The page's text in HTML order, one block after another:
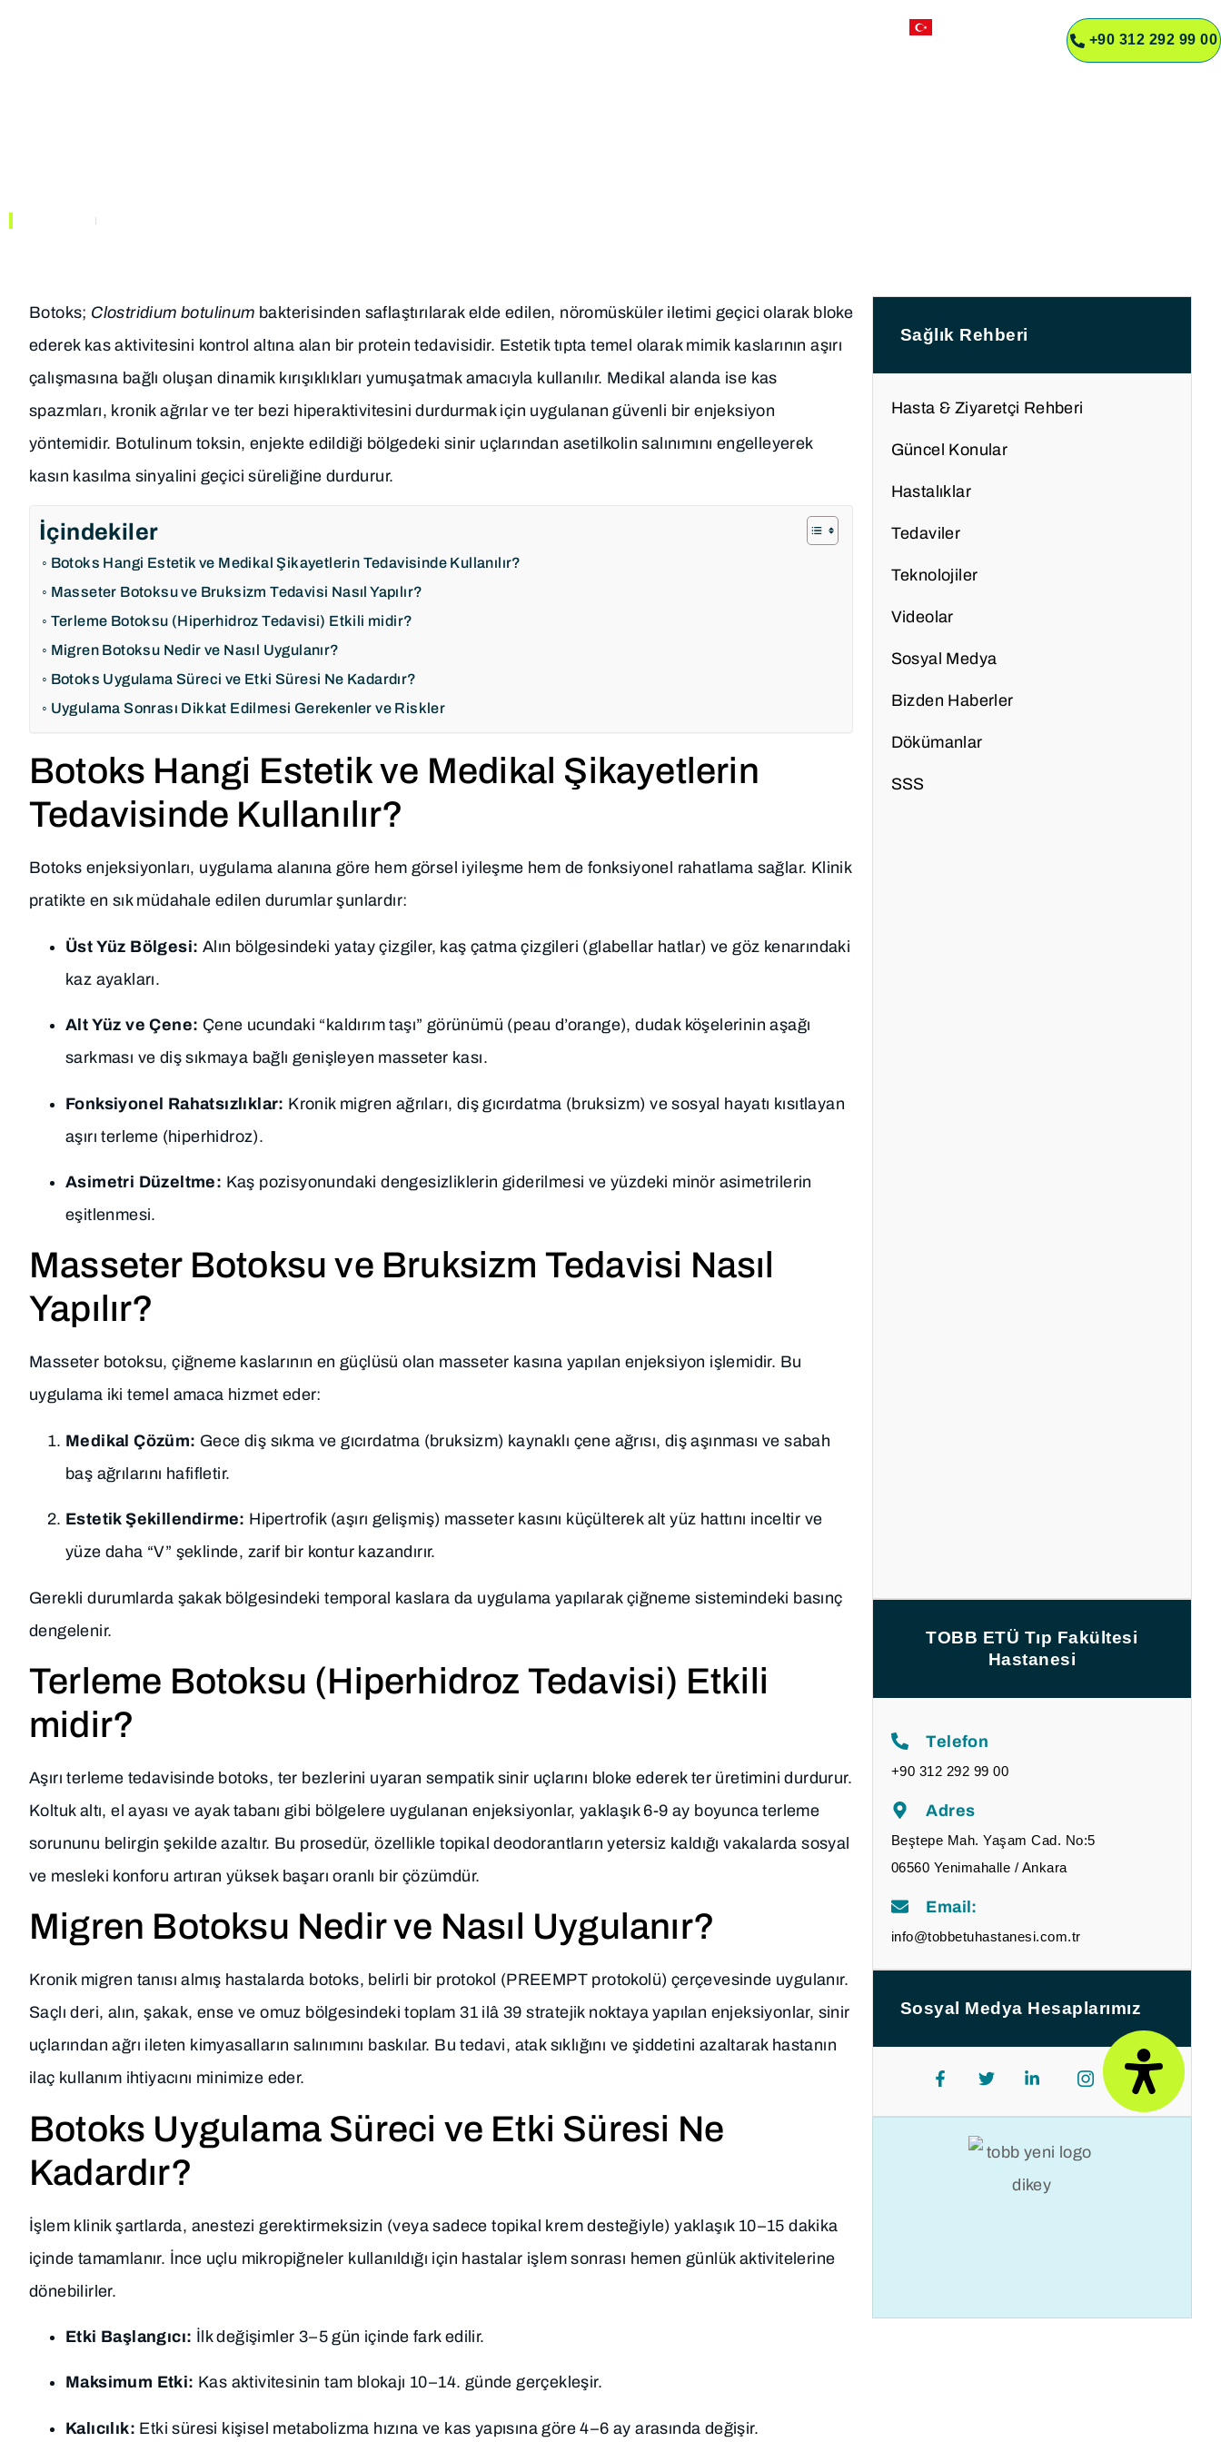
+90 312 292 99 00
Botoks; Clostridium botulinum bakterisinden saflaştırılarak elde edilen, nöromüsküler iletimi geçici olarak bloke
ederek kas aktivitesini kontrol altına alan bir protein tedavisidir. Estetik tıpta temel olarak mimik kaslarının aşırı
çalışmasına bağlı oluşan dinamik kırışıklıkları yumuşatmak amacıyla kullanılır. Medikal alanda ise kas
spazmları, kronik ağrılar ve ter bezi hiperaktivitesini durdurmak için uygulanan güvenli bir enjeksiyon
yöntemidir. Botulinum toksin, enjekte edildiği bölgedeki sinir uçlarından asetilkolin salınımını engelleyerek
kasın kasılma sinyalini geçici süreliğine durdurur.
İçindekiler
Botoks Hangi Estetik ve Medikal Şikayetlerin Tedavisinde Kullanılır?
Masseter Botoksu ve Bruksizm Tedavisi Nasıl Yapılır?
Terleme Botoksu (Hiperhidroz Tedavisi) Etkili midir?
Migren Botoksu Nedir ve Nasıl Uygulanır?
Botoks Uygulama Süreci ve Etki Süresi Ne Kadardır?
Uygulama Sonrası Dikkat Edilmesi Gerekenler ve Riskler
Botoks Hangi Estetik ve Medikal Şikayetlerin
Tedavisinde Kullanılır?
Botoks enjeksiyonları, uygulama alanına göre hem görsel iyileşme hem de fonksiyonel rahatlama sağlar. Klinik
pratikte en sık müdahale edilen durumlar şunlardır:
Üst Yüz Bölgesi: Alın bölgesindeki yatay çizgiler, kaş çatma çizgileri (glabellar hatlar) ve göz kenarındaki
kaz ayakları.
Alt Yüz ve Çene: Çene ucundaki “kaldırım taşı” görünümü (peau d’orange), dudak köşelerinin aşağı
sarkması ve diş sıkmaya bağlı genişleyen masseter kası.
Fonksiyonel Rahatsızlıklar: Kronik migren ağrıları, diş gıcırdatma (bruksizm) ve sosyal hayatı kısıtlayan
aşırı terleme (hiperhidroz).
Asimetri Düzeltme: Kaş pozisyonundaki dengesizliklerin giderilmesi ve yüzdeki minör asimetrilerin
eşitlenmesi.
Masseter Botoksu ve Bruksizm Tedavisi Nasıl
Yapılır?
Masseter botoksu, çiğneme kaslarının en güçlüsü olan masseter kasına yapılan enjeksiyon işlemidir. Bu
uygulama iki temel amaca hizmet eder:
Medikal Çözüm: Gece diş sıkma ve gıcırdatma (bruksizm) kaynaklı çene ağrısı, diş aşınması ve sabah
baş ağrılarını hafifletir.
Estetik Şekillendirme: Hipertrofik (aşırı gelişmiş) masseter kasını küçülterek alt yüz hattını inceltir ve
yüze daha “V” şeklinde, zarif bir kontur kazandırır.
Gerekli durumlarda şakak bölgesindeki temporal kaslara da uygulama yapılarak çiğneme sistemindeki basınç
dengelenir.
Terleme Botoksu (Hiperhidroz Tedavisi) Etkili
midir?
Aşırı terleme tedavisinde botoks, ter bezlerini uyaran sempatik sinir uçlarını bloke ederek ter üretimini durdurur.
Koltuk altı, el ayası ve ayak tabanı gibi bölgelere uygulanan enjeksiyonlar, yaklaşık 6-9 ay boyunca terleme
sorununu belirgin şekilde azaltır. Bu prosedür, özellikle topikal deodorantların yetersiz kaldığı vakalarda sosyal
ve mesleki konforu artıran yüksek başarı oranlı bir çözümdür.
Migren Botoksu Nedir ve Nasıl Uygulanır?
Kronik migren tanısı almış hastalarda botoks, belirli bir protokol (PREEMPT protokolü) çerçevesinde uygulanır.
Saçlı deri, alın, şakak, ense ve omuz bölgesindeki toplam 31 ilâ 39 stratejik noktaya yapılan enjeksiyonlar, sinir
uçlarından ağrı ileten kimyasalların salınımını baskılar. Bu tedavi, atak sıklığını ve şiddetini azaltarak hastanın
ilaç kullanım ihtiyacını minimize eder.
Botoks Uygulama Süreci ve Etki Süresi Ne
Kadardır?
İşlem klinik şartlarda, anestezi gerektirmeksizin (veya sadece topikal krem desteğiyle) yaklaşık 10–15 dakika
içinde tamamlanır. İnce uçlu mikropiğneler kullanıldığı için hastalar işlem sonrası hemen günlük aktivitelerine
dönebilirler.
Etki Başlangıcı: İlk değişimler 3–5 gün içinde fark edilir.
Maksimum Etki: Kas aktivitesinin tam blokajı 10–14. günde gerçekleşir.
Kalıcılık: Etki süresi kişisel metabolizma hızına ve kas yapısına göre 4–6 ay arasında değişir.
Sağlık Rehberi
Hasta & Ziyaretçi Rehberi
Güncel Konular
Hastalıklar
Tedaviler
Teknolojiler
Videolar
Sosyal Medya
Bizden Haberler
Dökümanlar
SSS
TOBB ETÜ Tıp Fakültesi
Hastanesi
Telefon
+90 312 292 99 00
Adres
Beştepe Mah. Yaşam Cad. No:5
06560 Yenimahalle / Ankara
Email:
info@tobbetuhastanesi.com.tr
Sosyal Medya Hesaplarımız